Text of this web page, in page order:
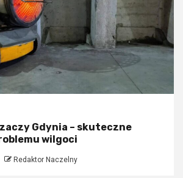
Gdynia – skuteczne
wilgoci
Redaktor Naczelny